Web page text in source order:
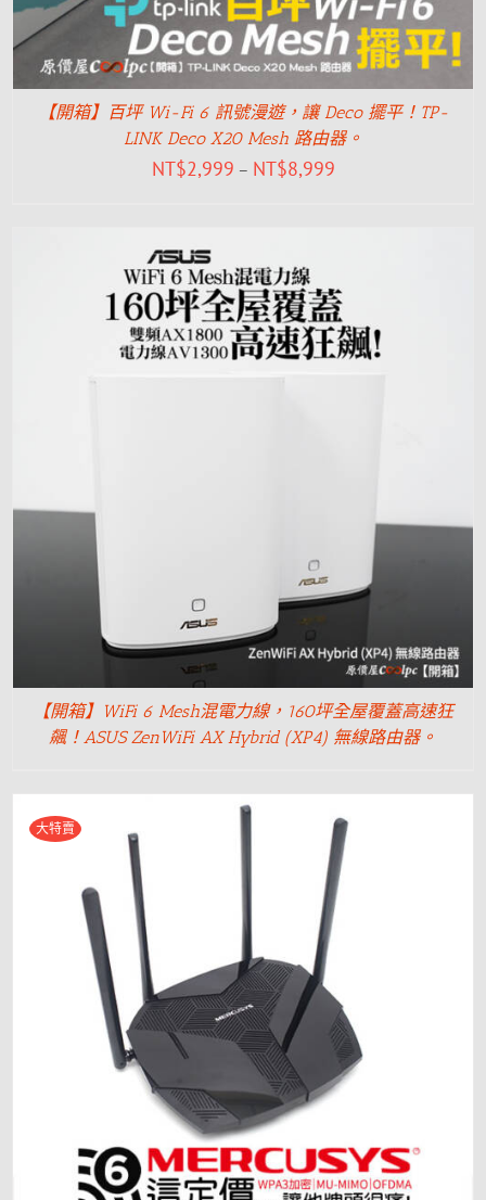
【開箱】百坪 Wi-Fi 6 訊號漫遊，讓 Deco 擺平！TP-
LINK Deco X20 Mesh 路由器。
NT$2,999 – NT$8,999
【開箱】WiFi 6 Mesh混電力線，160坪全屋覆蓋高速狂
飆！ASUS ZenWiFi AX Hybrid (XP4) 無線路由器。
大特賣